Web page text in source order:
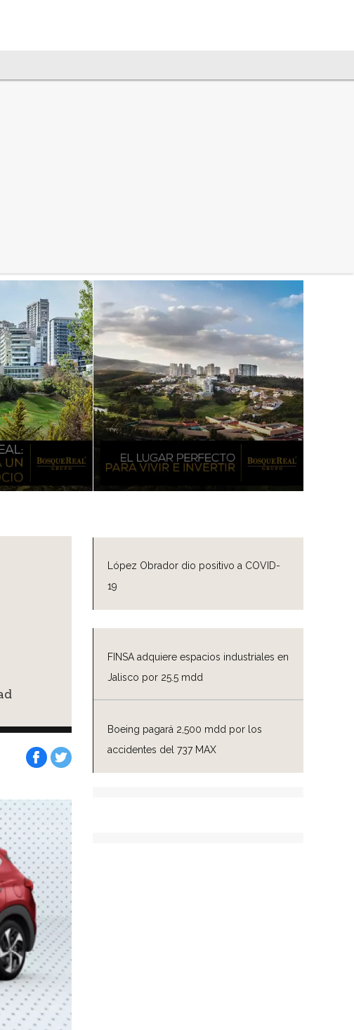
López Obrador dio positivo a COVID-
19
FINSA adquiere espacios industriales en
Jalisco por 25.5 mdd
Boeing pagará 2,500 mdd por los
accidentes del 737 MAX